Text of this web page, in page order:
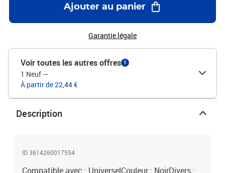
Ajouter au panier
Garantie légale
Voir toutes les autres offres 1
1 Neuf —
À partir de 22,44 €
Description
ID 3614260017554
Compatible avec : UniverselCouleur : NoirDivers :